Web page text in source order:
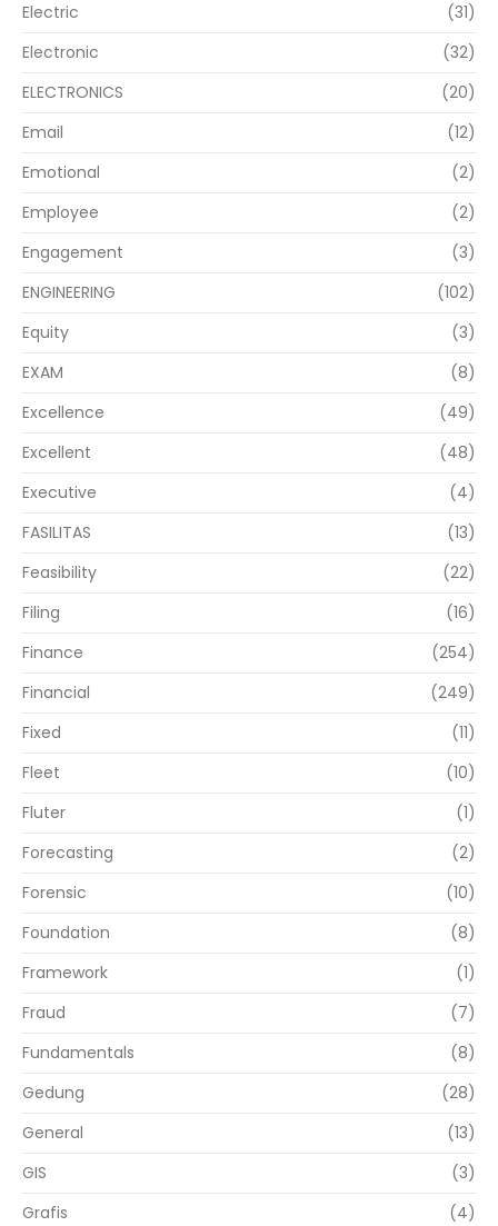
Electric
(31)
Electronic
(32)
ELECTRONICS
(20)
Email
(12)
Emotional
(2)
Employee
(2)
Engagement
(3)
ENGINEERING
(102)
Equity
(3)
EXAM
(8)
Excellence
(49)
Excellent
(48)
Executive
(4)
FASILITAS
(13)
Feasibility
(22)
Filing
(16)
Finance
(254)
Financial
(249)
Fixed
(11)
Fleet
(10)
Fluter
(1)
Forecasting
(2)
Forensic
(10)
Foundation
(8)
Framework
(1)
Fraud
(7)
Fundamentals
(8)
Gedung
(28)
General
(13)
GIS
(3)
Grafis
(4)